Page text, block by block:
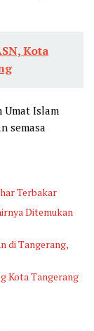
Kota
Umat Islam
semasa
Terbakar
Ditemukan
di Tangerang,
Kota Tangerang